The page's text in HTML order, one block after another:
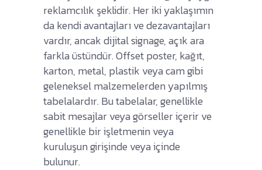
reklamcılık şeklidir. Her iki yaklaşımın
da kendi avantajları ve dezavantajları
vardır, ancak dijital signage, açık ara
farkla üstündür. Offset poster, kağıt,
karton, metal, plastik veya cam gibi
geleneksel malzemelerden yapılmış
tabelalardır. Bu tabelalar, genellikle
sabit mesajlar veya görseller içerir ve
genellikle bir işletmenin veya
kuruluşun girişinde veya içinde
bulunur.